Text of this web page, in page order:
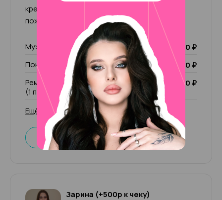
креативные решения и всегда исполняю
пожелания клиентов!
Мужской маникюр
2 500 ₽
Покрытие Лечебный лак
1 000 ₽
Ремонт ногтя (1 пальчик)/ чужой ремонт
(1 пальчик)
200 ₽
Ещё 53 услуги
Записаться
Зарина (+500р к чеку)